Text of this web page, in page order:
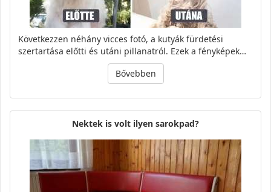
Következzen néhány vicces fotó, a kutyák fürdetési
szertartása előtti és utáni pillanatról. Ezek a fényképek…
Bővebben
Nektek is volt ilyen sarokpad?